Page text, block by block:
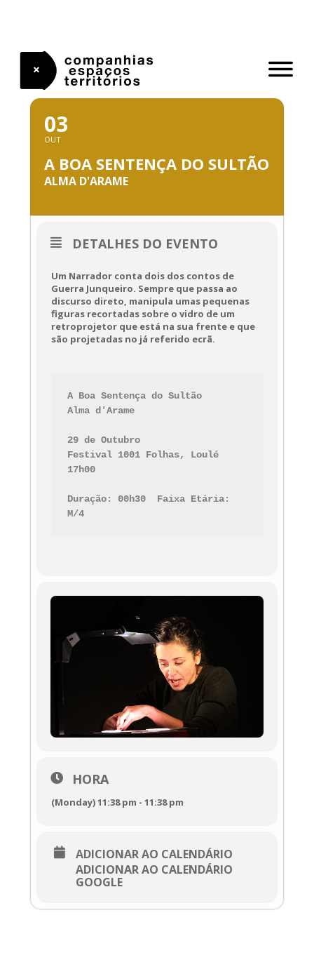
OUTUBRO, 2022
03
OUT
A BOA SENTENÇA DO SULTÃO
ALMA D'ARAME
DETALHES DO EVENTO
Um Narrador conta dois dos contos de
Guerra Junqueiro. Sempre que passa ao
discurso direto, manipula umas pequenas
figuras recortadas sobre o vidro de um
retroprojetor que está na sua frente e que
são projetadas no já referido ecrã.
A Boa Sentença do Sultão
Alma d'Arame
29 de Outubro
Festival 1001 Folhas, Loulé
17h00
Duração: 00h30
Faixa Etária:
M/4
HORA
(Monday) 11:38 pm - 11:38 pm
ADICIONAR AO CALENDÁRIO
ADICIONAR AO CALENDÁRIO
GOOGLE